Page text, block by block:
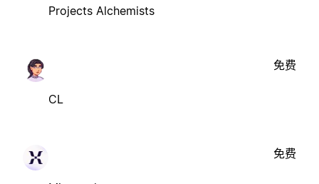
Projects Alchemists
CL
免费
免费